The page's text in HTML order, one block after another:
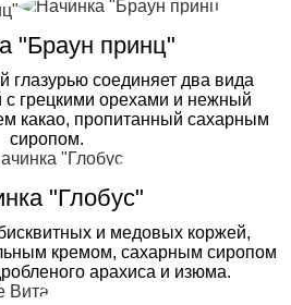
"Браун принц"
глазурью соединяет два вида
грецкими орехами и нежный
какао, пропитанный сахарным
сиропом.
"Глобус"
и медовых коржей,
кремом, сахарным сиропом
арахиса и изюма.